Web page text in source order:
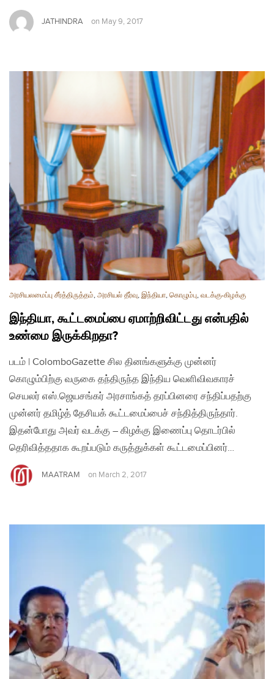
JATHINDRA on May 9, 2017
அரசியலமைப்பு சீர்த்திருத்தம், அரசியல் தீர்வு, இந்தியா, கொழும்பு, வடக்கு-கிழக்கு
இந்தியா, கூட்டமைப்பை ஏமாற்றிவிட்டது என்பதில்
உண்மை இருக்கிறதா?
படம் | ColomboGazette சில தினங்களுக்கு முன்னர்
கொழும்பிற்கு வருகை தந்திருந்த இந்திய வெளிவிவகாரச்
செயலர் எஸ்.ஜெயசங்கர் அரசாங்கத் தரப்பினரை சந்திப்பதற்கு
முன்னர் தமிழ்த் தேசியக் கூட்டமைப்பைச் சந்தித்திருந்தார்.
இதன்போது அவர் வடக்கு – கிழக்கு இணைப்பு தொடர்பில்
தெரிவித்ததாக கூறப்படும் கருத்துக்கள் கூட்டமைப்பினர்…
MAATRAM on March 2, 2017